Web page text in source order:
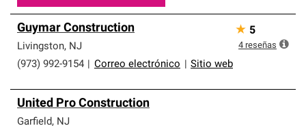
Guymar Construction
Livingston, NJ
(973) 992-9154
Correo electrónico Sitio web
★ 5
4 reseñas
United Pro Construction
Garfield, NJ